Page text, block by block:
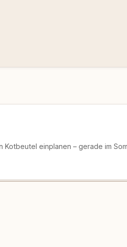
Kotbeutel einplanen – gerade im